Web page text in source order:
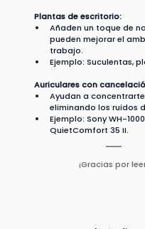
Plantas de escritorio:
Añaden un toque de
pueden mejorar el
trabajo.
Ejemplo: Suculentas,
Auriculares con
Ayudan a concentrarte
eliminando los ruidos
Ejemplo: Sony WH-
QuietComfort 35 II.
¡Gracias por